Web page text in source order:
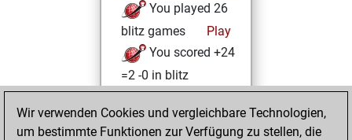
You played 26
blitz games
Play
You scored +24
=2 -0 in blitz
Mittwoch, Januar
27, 2021
Wir verwenden Cookies und vergleichbare Technologien,
um bestimmte Funktionen zur Verfügung zu stellen, die